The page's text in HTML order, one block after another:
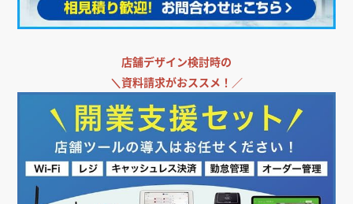
店舗デザイン検討時の
＼資料請求がおススメ！／